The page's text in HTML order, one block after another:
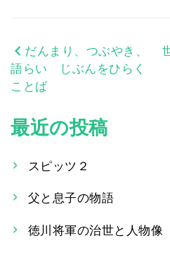
投
稿
ナ
ビ
ゲ
ー
シ
だんまり、つぶやき、
語らい じぶんをひらく
ことば
最近の投稿
スピッツ２
父と息子の物語
徳川将軍の治世と人物像